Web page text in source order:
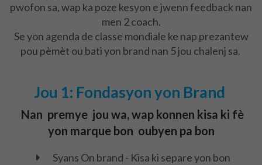
pwofon sa, wap ka poze kesyon e jwenn feedback nan
men 2 coach.
Se yon agenda de classe mondiale ke nap prezantew
pou pèmèt ou bati yon brand nan 5 jou chalenj sa.
Jou 1: Fondasyon yon Brand
Nan premye jou wa, wap konnen kisa ki fè
yon marque bon oubyen pa bon
Syans On brand - Kisa ki separe yon bon